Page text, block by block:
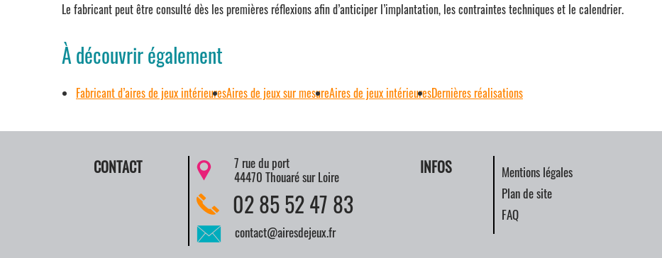
Le fabricant peut être consulté dès les premières réflexions afin d’anticiper l’implantation, les contraintes techniques et le calendrier.
À découvrir également
Fabricant d’aires de jeux intérieuresAires de jeux sur mesureAires de jeux intérieuresDernières réalisations
CONTACT
7 rue du port
44470 Thouaré sur Loire
02 85 52 47 83
contact@airesdejeux.fr
INFOS
Mentions légales
Plan de site
FAQ